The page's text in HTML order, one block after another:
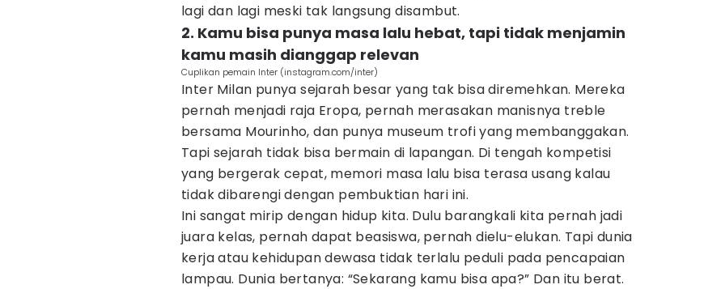
lagi dan lagi meski tak langsung disambut.
2. Kamu bisa punya masa lalu hebat, tapi tidak menjamin
kamu masih dianggap relevan
Cuplikan pemain Inter (instagram.com/inter)
Inter Milan punya sejarah besar yang tak bisa diremehkan. Mereka
pernah menjadi raja Eropa, pernah merasakan manisnya treble
bersama Mourinho, dan punya museum trofi yang membanggakan.
Tapi sejarah tidak bisa bermain di lapangan. Di tengah kompetisi
yang bergerak cepat, memori masa lalu bisa terasa usang kalau
tidak dibarengi dengan pembuktian hari ini.
Ini sangat mirip dengan hidup kita. Dulu barangkali kita pernah jadi
juara kelas, pernah dapat beasiswa, pernah dielu-elukan. Tapi dunia
kerja atau kehidupan dewasa tidak terlalu peduli pada pencapaian
lampau. Dunia bertanya: “Sekarang kamu bisa apa?” Dan itu berat.